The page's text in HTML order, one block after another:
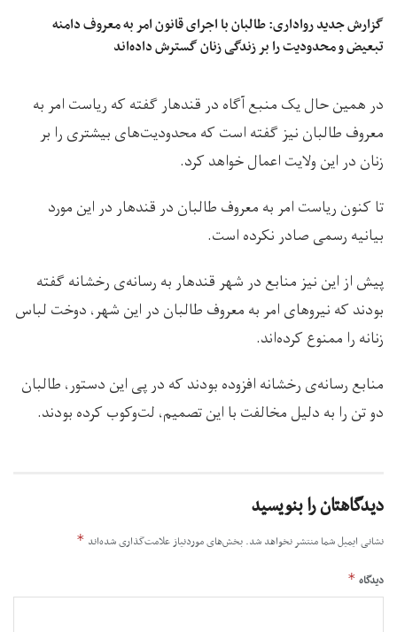
گزارش جدید رواداری: طالبان با اجرای قانون امر به معروف دامنه
تبعیض و محدودیت را بر زندگی زنان گسترش داده‌اند
در همین حال یک منبع آگاه در قندهار گفته که ریاست امر به
معروف طالبان نیز گفته است که محدودیت‌های بیشتری را بر
زنان در این ولایت اعمال خواهد کرد.
تا کنون ریاست امر به معروف طالبان در قندهار در این مورد
بیانیه رسمی صادر نکرده است.
پیش از این نیز منابع در شهر قندهار به رسانه‌ی رخشانه گفته
بودند که نیروهای امر به معروف طالبان در این شهر، دوخت لباس
زنانه را ممنوع کرده‌اند.
منابع رسانه‌ی رخشانه افزوده بودند که در پی این دستور، طالبان
دو تن را به دلیل مخالفت با این تصمیم، لت‌وکوب کرده بودند.
دیدگاهتان را بنویسید
نشانی ایمیل شما منتشر نخواهد شد. بخش‌های موردنیاز علامت‌گذاری شده‌اند *
دیدگاه *